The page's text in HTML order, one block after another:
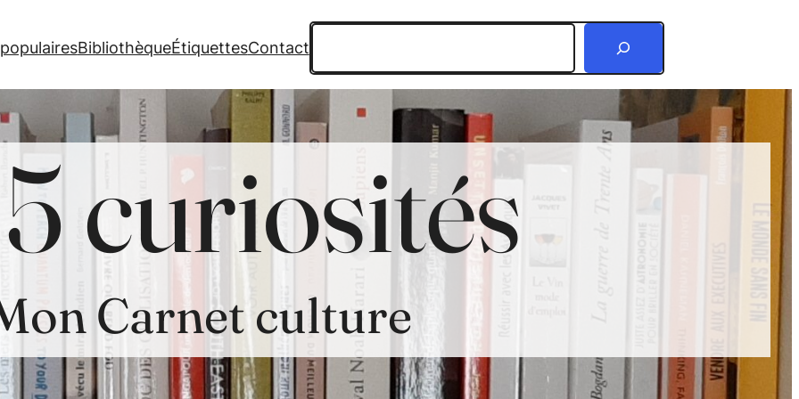
BibliothèqueÉtiquettesContact
curiosités
Carnet culture